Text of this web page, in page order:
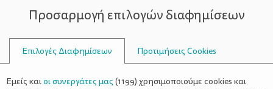
ΣΥΜΒΟΥΛΟΙ
ΧΩΡΊΣ ΒΟΗΘΗΤΙΚΈΣ ΡΌΔΕΣ
Προσαρμογή επιλογών διαφημίσεων
Επιλογές Διαφημίσεων Προτιμήσεις Cookies
Εμείς καιοι συνεργάτες μας (1199) χρησιμοποιούμε cookies και